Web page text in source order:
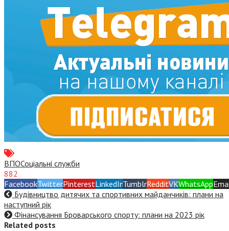
ВПОСоціальні служби
882
FacebookTwitterPinterestLinkedInTumblrRedditVKWhatsApp
Будівництво дитячих та спортивних майданчиків: плани на
наступний рік
Фінансування Броварського спорту: плани на 2023 рік
Related posts